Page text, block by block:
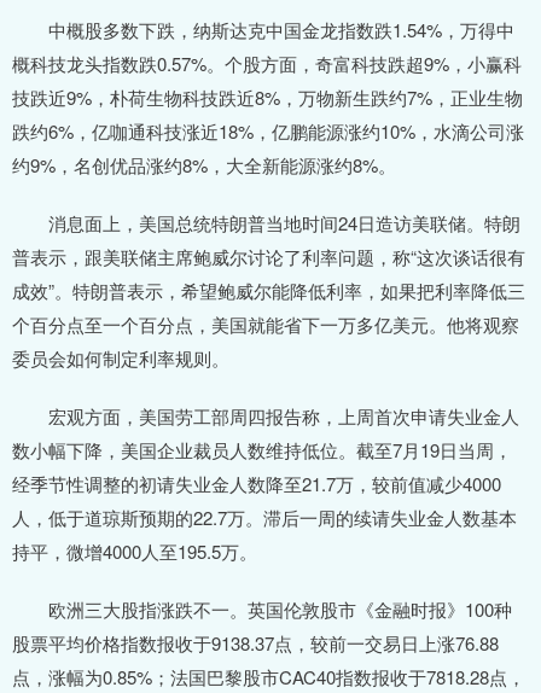
中概股多数下跌，纳斯达克中国金龙指数跌1.54%，万得中
概科技龙头指数跌0.57%。个股方面，奇富科技跌超9%，小赢科
技跌近9%，朴荷生物科技跌近8%，万物新生跌约7%，正业生物
跌约6%，亿咖通科技涨近18%，亿鹏能源涨约10%，水滴公司涨
约9%，名创优品涨约8%，大全新能源涨约8%。
消息面上，美国总统特朗普当地时间24日造访美联储。特朗
普表示，跟美联储主席鲍威尔讨论了利率问题，称“这次谈话很有
成效”。特朗普表示，希望鲍威尔能降低利率，如果把利率降低三
个百分点至一个百分点，美国就能省下一万多亿美元。他将观察
委员会如何制定利率规则。
宏观方面，美国劳工部周四报告称，上周首次申请失业金人
数小幅下降，美国企业裁员人数维持低位。截至7月19日当周，
经季节性调整的初请失业金人数降至21.7万，较前值减少4000
人，低于道琼斯预期的22.7万。滞后一周的续请失业金人数基本
持平，微增4000人至195.5万。
欧洲三大股指涨跌不一。英国伦敦股市《金融时报》100种
股票平均价格指数报收于9138.37点，较前一交易日上涨76.88
点，涨幅为0.85%；法国巴黎股市CAC40指数报收于7818.28点，